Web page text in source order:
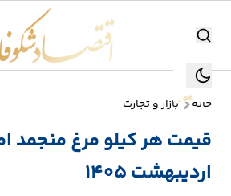
جستجو
تولید
خانه بازار و تجارت
اردیبهشت 1405